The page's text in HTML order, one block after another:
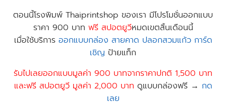
ตอนนี้โรงพิมพ์ Thaiprintshop ของเรา มีโปรโมชั่นออกแบบ
ราคา 900 บาท ฟรี สปอตยูวีหมดเขตสิ้นเดือนนี้
เมื่อใช้บริการ ออกแบบกล่อง สายคาด ปลอกสวมแก้ว การ์ด
เชิญ ป้าย​แท็ก
รับไปเลยออกแบบมูลค่า 900 บาทจากราคาปกติ 1,500 บาท
และฟรี สปอตยูวี มูลค่า 2,000 บาท ดูแบบกล่องฟรี → กด
เลย